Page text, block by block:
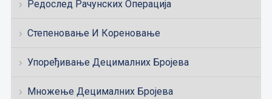
Редослед Рачунских Операција
Степеновање И Кореновање
Упоређивање Децималних Бројева
Множење Децималних Бројева